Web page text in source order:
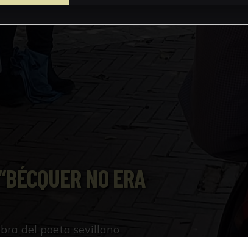
NO ERA
del poeta sevillano